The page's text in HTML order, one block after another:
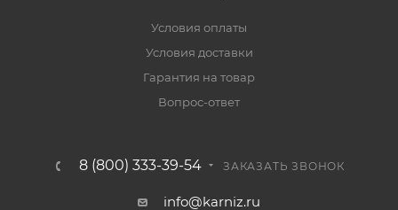
Условия оплаты
Условия доставки
Гарантия на товар
Вопрос-ответ
8 (800) 333-39-54 ЗАКАЗАТЬ ЗВОНОК
info@karniz.ru